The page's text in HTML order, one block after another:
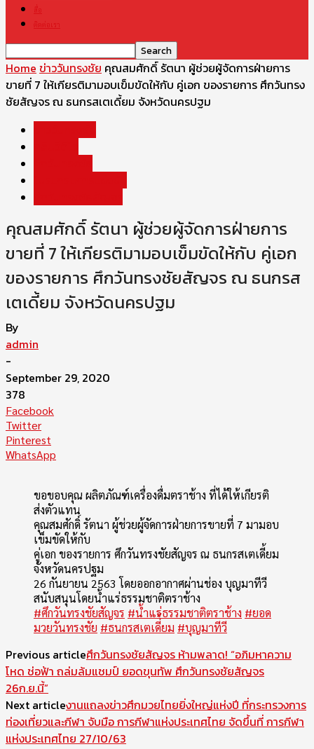
สื่อ
ติดต่อเรา
Home ข่าววันทรงชัย คุณสมศักดิ์ รัตนา ผู้ช่วยผู้จัดการฝ่ายการ
ขายที่ 7 ให้เกียรติมามอบเข็มขัดให้กับ คู่เอก ของรายการ ศึกวันทรง
ชัยสัญจร ณ ธนกรสเตเดี้ยม จังหวัดนครปฐม
คุณสมศักดิ์ รัตนา ผู้ช่วยผู้จัดการฝ่ายการ
ขายที่ 7 ให้เกียรติมามอบเข็มขัดให้กับ คู่เอก
ของรายการ ศึกวันทรงชัยสัญจร ณ ธนกรส
เตเดี้ยม จังหวัดนครปฐม
By
admin
-
September 29, 2020
378
Facebook
Twitter
Pinterest
WhatsApp
ขอขอบคุณ ผลิตภัณฑ์เครื่องดื่มตราช้าง ที่ได้ให้เกียรติ
ส่งตัวแทน
คุณสมศักดิ์ รัตนา ผู้ช่วยผู้จัดการฝ่ายการขายที่ 7 มามอบ
เข็มขัดให้กับ
คู่เอก ของรายการ ศึกวันทรงชัยสัญจร ณ ธนกรสเตเดี้ยม
จังหวัดนครปฐม
26 กันยายน 2563 โดยออกอากาศผ่านช่อง บุญมาทีวี
สนับสนุนโดยน้ำแร่ธรรมชาติตราช้าง
#ศึกวันทรงชัยสัญจร #น้ำแร่ธรรมชาติตราช้าง #ยอด
มวยวันทรงชัย #ธนกรสเตเดี่้ยม #บุญมาทีวี
Previous articleศึกวันทรงชัยสัญจร ห้ามพลาด! “อภิมหาความ
โหด ช่อฟ้า ถล่มล้มแชมป์ ยอดขุนทัพ ศึกวันทรงชัยสัญจร
26ก.ย.นี้”
Next articleงานแถลงข่าวศึกมวยไทยยิ่งใหญ่แห่งปี ที่กระทรวงการ
ท่องเที่ยวและกีฬา จับมือ การกีฬาแห่งประเทศไทย จัดขึ้นที่ การกีฬา
แห่งประเทศไทย 27/10/63